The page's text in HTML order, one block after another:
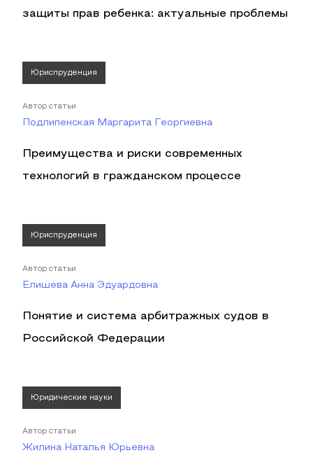
защиты прав ребенка: актуальные проблемы
Юриспруденция
Автор статьи
Подлипенская Маргарита Георгиевна
Преимущества и риски современных
технологий в гражданском процессе
Юриспруденция
Автор статьи
Елишева Анна Эдуардовна
Понятие и система арбитражных судов в
Российской Федерации
Юридические науки
Автор статьи
Жилина Наталья Юрьевна